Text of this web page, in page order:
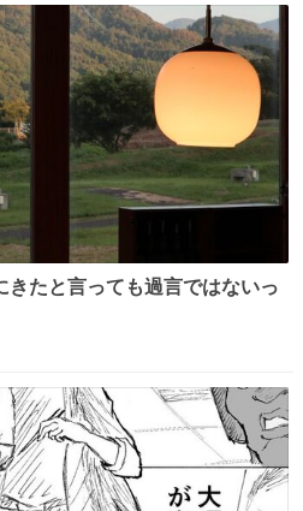
きたと言っても過言ではないっ